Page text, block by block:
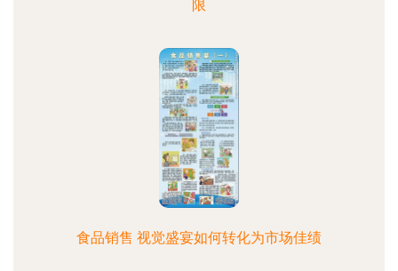
限
食品销售 视觉盛宴如何转化为市场佳绩